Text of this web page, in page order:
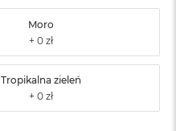
Moro
Tropikalna zieleń